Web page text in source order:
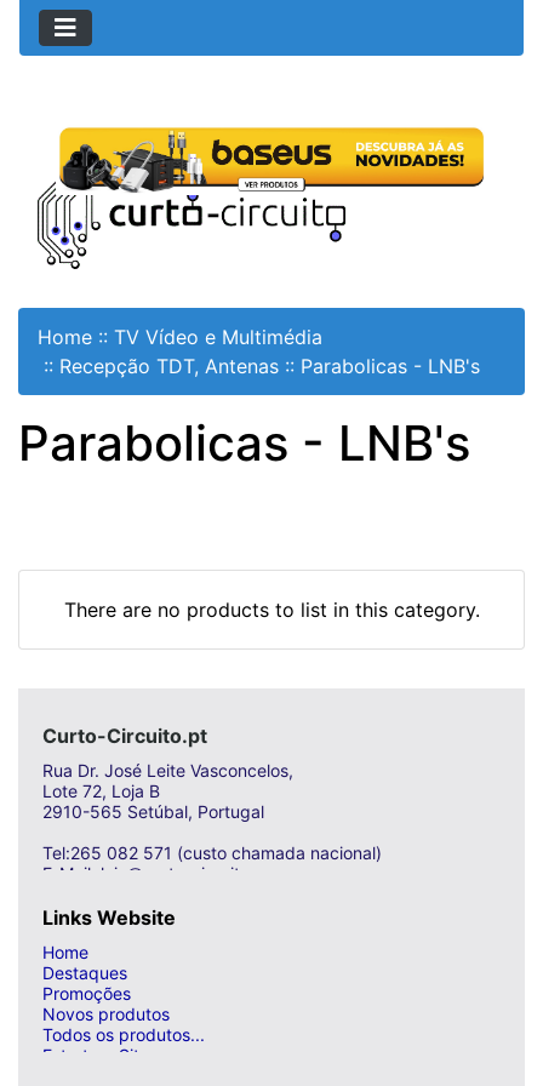
Home :: TV Vídeo e Multimédia
:: Recepção TDT, Antenas :: Parabolicas - LNB's
Parabolicas - LNB's
There are no products to list in this category.
Curto-Circuito.pt
Rua Dr. José Leite Vasconcelos,
Lote 72, Loja B
2910-565 Setúbal, Portugal
Tel:265 082 571 (custo chamada nacional)
E-Mail: loja@curto-circuito.com
Links Website
Home
Destaques
Promoções
Novos produtos
Todos os produtos...
Estrutura Site